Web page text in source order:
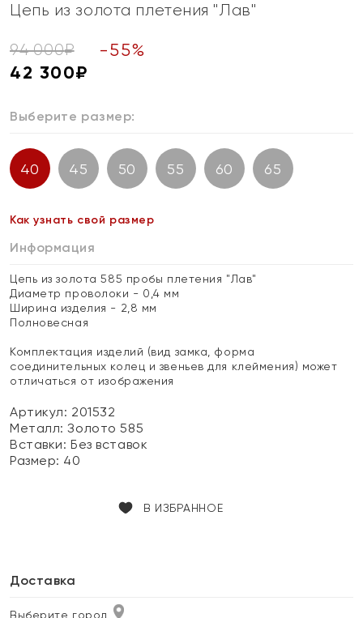
Цепь из золота плетения "Лав"
94 000₽ -55%
42 300₽
Выберите размер:
40 45 50 55 60 65
Как узнать свой размер
Информация
Цепь из золота 585 пробы плетения "Лав"
Диаметр проволоки - 0,4 мм
Ширина изделия - 2,8 мм
Полновесная
Комплектация изделий (вид замка, форма
соединительных колец и звеньев для клеймения) может
отличаться от изображения
Артикул: 201532
Металл:Золото 585
Вставки:Без вставок
Размер: 40
В ИЗБРАННОЕ
Доставка
Выберите город